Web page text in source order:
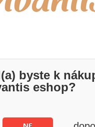
byste k
eshop?